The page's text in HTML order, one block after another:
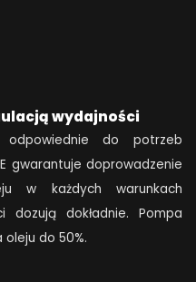
wydajności
odpowiednie do potrzeb
gwarantuje doprowadzenie
w każdych warunkach
dozują dokładnie. Pompa
oleju do 50%.